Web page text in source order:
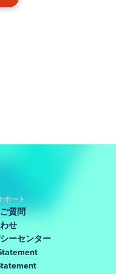
ポート
質問
せ
ーセンター